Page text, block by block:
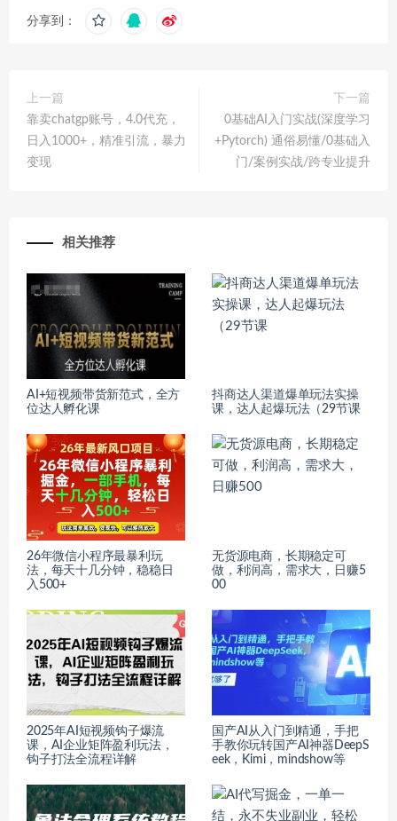
分享到：
上一篇
靠卖chatgp账号，4.0代充，
日入1000+，精准引流，暴力
变现
下一篇
0基础AI入门实战(深度学习
+Pytorch) 通俗易懂/0基础入
门/案例实战/跨专业提升
相关推荐
AI+短视频带货新范式，全方
位达人孵化课
抖商达人渠道爆单玩法实操
课，达人起爆玩法（29节课
26年微信小程序最暴利玩
法，每天十几分钟，稳稳日
入500+
无货源电商，长期稳定可
做，利润高，需求大，日赚5
00
2025年AI短视频钩子爆流
课，AI企业矩阵盈利玩法，
钩子打法全流程详解
国产AI从入门到精通，手把
手教你玩转国产AI神器DeepS
eek，Kimi，mindshow等